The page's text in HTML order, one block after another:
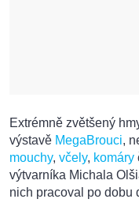
Extrémně zvětšený
výstavě MegaBrouci,
mouchy, včely, komáry
výtvarníka Michala
nich pracoval po dobu